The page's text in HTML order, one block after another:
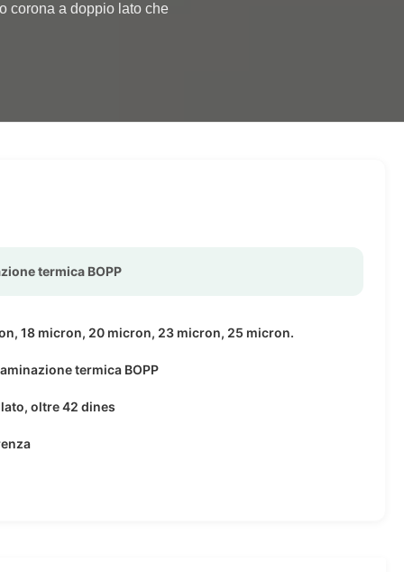
corona a doppio lato che
termica BOPP
18 micron, 20 micron, 23 micron, 25 micron.
termica BOPP
oltre 42 dines